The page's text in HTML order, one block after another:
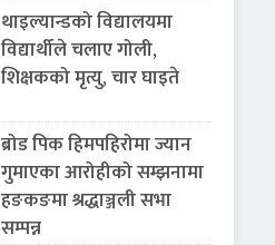
थाइल्यान्डको विद्यालयमा
विद्यार्थीले चलाए गोली,
शिक्षकको मृत्यु, चार घाइते
ब्रोड पिक हिमपहिरोमा ज्यान
गुमाएका आरोहीको सम्झनामा
हङकङमा श्रद्धाञ्जली सभा
सम्पन्न